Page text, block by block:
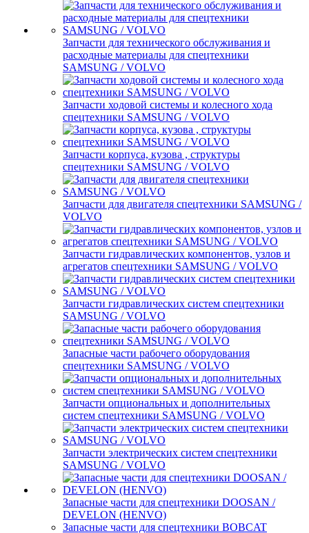
Запчасти для технического обслуживания и
расходные материалы для спецтехники
SAMSUNG / VOLVO
Запчасти ходовой системы и колесного хода
спецтехники SAMSUNG / VOLVO
Запчасти корпуса, кузова , структуры
спецтехники SAMSUNG / VOLVO
Запчасти для двигателя спецтехники SAMSUNG /
VOLVO
Запчасти гидравлических компонентов, узлов и
агрегатов спецтехники SAMSUNG / VOLVO
Запчасти гидравлических систем спецтехники
SAMSUNG / VOLVO
Запасные части рабочего оборудования
спецтехники SAMSUNG / VOLVO
Запчасти опциональных и дополнительных
систем спецтехники SAMSUNG / VOLVO
Запчасти электрических систем спецтехники
SAMSUNG / VOLVO
Запасные части для спецтехники DOOSAN /
DEVELON (HENVO)
Запасные части для спецтехники BOBCAT